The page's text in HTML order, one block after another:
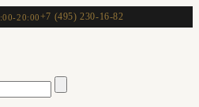
20:00+7 (495) 230-16-82